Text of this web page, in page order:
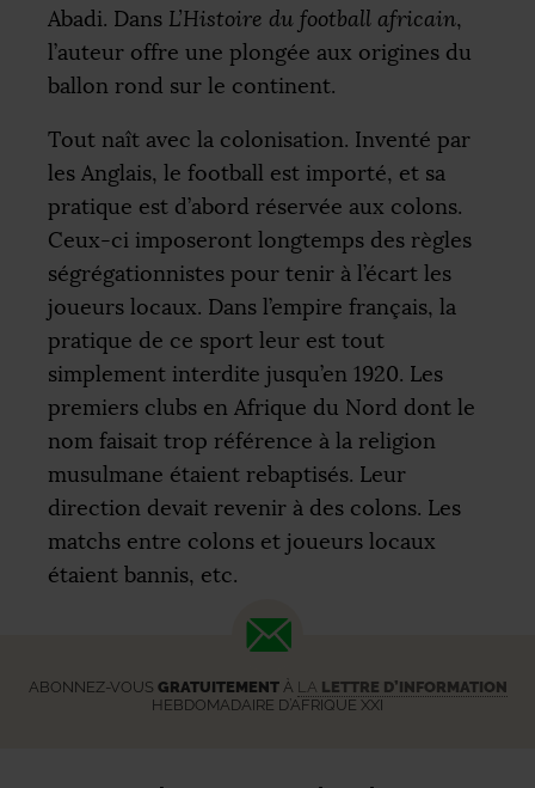
Abadi. Dans L’Histoire du football africain,
l’auteur offre une plongée aux origines du
ballon rond sur le continent.
Tout naît avec la colonisation. Inventé par
les Anglais, le football est importé, et sa
pratique est d’abord réservée aux colons.
Ceux-ci imposeront longtemps des règles
ségrégationnistes pour tenir à l’écart les
joueurs locaux. Dans l’empire français, la
pratique de ce sport leur est tout
simplement interdite jusqu’en 1920. Les
premiers clubs en Afrique du Nord dont le
nom faisait trop référence à la religion
musulmane étaient rebaptisés. Leur
direction devait revenir à des colons. Les
matchs entre colons et joueurs locaux
étaient bannis, etc.
ABONNEZ-VOUS GRATUITEMENTÀ LA LETTRE D’INFORMATION
HEBDOMADAIRE D’AFRIQUE XXI